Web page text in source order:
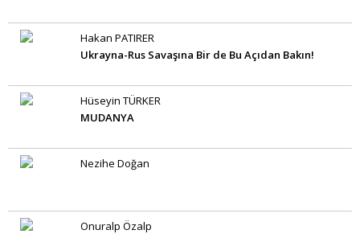
Hakan PATIRER
Ukrayna-Rus Savaşına Bir de Bu Açıdan Bakın!
Hüseyin TÜRKER
MUDANYA
Nezihe Doğan
Onuralp Özalp